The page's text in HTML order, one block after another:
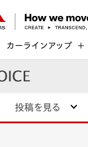
カーラインアップ
投稿を見る